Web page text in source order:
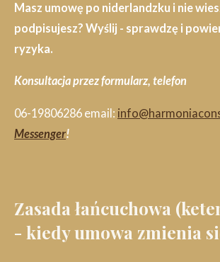
Masz umowę po niderlandzku i nie
podpisujesz? Wyślij - sprawdzę i
ryzyka.
Konsultacja przez formularz, telefon
06-19806286 email:
Messenger!
Zasada łańcuchowa
- kiedy umowa zmienia